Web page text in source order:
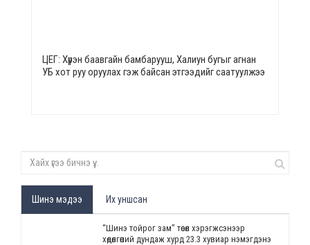
ЦЕГ: Хүрэн баавгайн бамбарууш, Халиун бугыг агнан
УБ хот руу оруулах гэж байсан этгээдийг саатуулжээ
Шинэ мэдээ Их уншсан
“Шинэ тойрог зам” төсөл хэрэгжсэнээр
хөдөлгөөний дундаж хурд 23.3 хувиар нэмэгдэнэ